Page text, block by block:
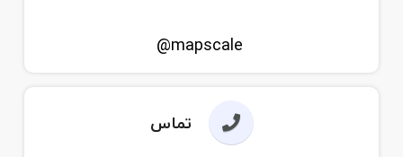
mapscale@
تماس